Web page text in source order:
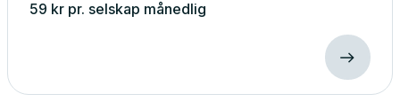
59 kr pr. selskap månedlig